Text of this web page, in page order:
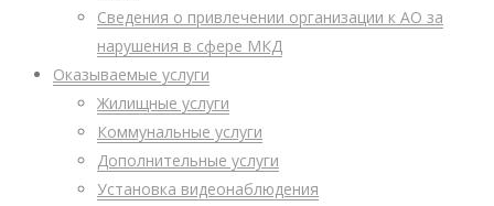
Сведения о привлечении организации к АО за
нарушения в сфере МКД
Оказываемые услуги
Жилищные услуги
Коммунальные услуги
Дополнительные услуги
Установка видеонаблюдения